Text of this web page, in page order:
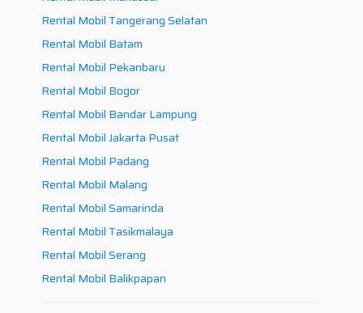
Rental Mobil Tangerang Selatan
Rental Mobil Batam
Rental Mobil Pekanbaru
Rental Mobil Bogor
Rental Mobil Bandar Lampung
Rental Mobil Jakarta Pusat
Rental Mobil Padang
Rental Mobil Malang
Rental Mobil Samarinda
Rental Mobil Tasikmalaya
Rental Mobil Serang
Rental Mobil Balikpapan